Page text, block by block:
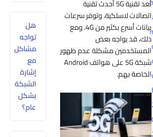
تُعد تقنية 5G أحدث تقنية
لاسلكية، وتوفر سرعات
بيانات أسرع بكثير من 4G. ومع
ذلك، قد يواجه بعض
مشكلة عدم ظهور
شبكة 5G على هواتف Android
بهم.
هل
تواجه
مشاكل
مع
إشارة
الشبكة
بشكل
عام؟